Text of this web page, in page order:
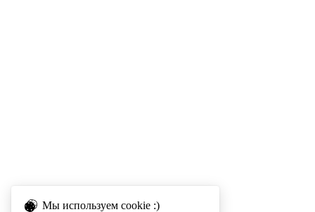
Мы используем cookie :)